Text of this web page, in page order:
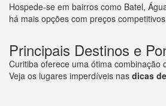
Hospede-se em bairros como Batel,
há mais opções com preços
Principais Destinos e
Curitiba oferece uma ótima combinação
Veja os lugares imperdíveis nas dicas